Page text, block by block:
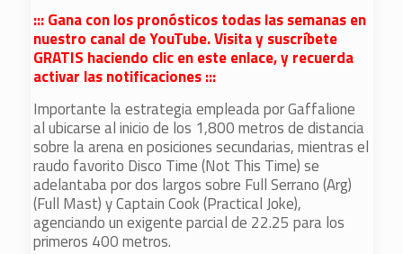
::: Gana con los pronósticos todas las semanas en
nuestro canal de YouTube. Visita y suscríbete
GRATIS haciendo clic en este enlace, y recuerda
activar las notificaciones :::
Importante la estrategia empleada por Gaffalione
al ubicarse al inicio de los 1,800 metros de distancia
sobre la arena en posiciones secundarias, mientras el
raudo favorito Disco Time (Not This Time) se
adelantaba por dos largos sobre Full Serrano (Arg)
(Full Mast) y Captain Cook (Practical Joke),
agenciando un exigente parcial de 22.25 para los
primeros 400 metros.